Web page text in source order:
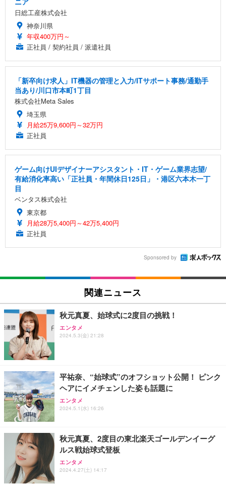
日総工産株式会社
神奈川県
年収400万円～
正社員 / 契約社員 / 派遣社員
「新卒向け求人」IT機器の管理と入力/ITサポート事務/通勤手
当あり/川口市本町1丁目
株式会社Meta Sales
埼玉県
月給25万9,600円～32万円
正社員
ゲーム向けUIデザイナーアシスタント・IT・ゲーム業界志望/
有給消化率高い「正社員・年間休日125日」・港区六本木一丁
目
ベンタス株式会社
東京都
月給28万5,400円～42万5,400円
正社員
Sponsored by
関連ニュース
秋元真夏、始球式に2度目の挑戦！
エンタメ
2024.5.3(金) 21:28
平祐奈、“始球式”のオフショット公開！ ピンク
ヘアにイメチェンした姿も話題に
エンタメ
2024.5.1(水) 16:26
秋元真夏、2度目の東北楽天ゴールデンイーグ
ルス戦始球式登板
エンタメ
2024.4.27(土) 14:17